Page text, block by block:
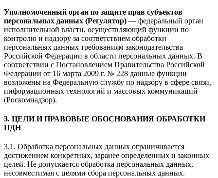
Уполномоченный орган по защите прав субъектов
персональных данных (Регулятор) — федеральный орган
исполнительной власти, осуществляющий функции по
контролю и надзору за соответствием обработки
персональных данных требованиям законодательства
Российской Федерации в области персональных данных. В
соответствии с Постановлением Правительства Российской
Федерации от 16 марта 2009 г. № 228 данные функции
возложены на Федеральную службу по надзору в сфере связи,
информационных технологий и массовых коммуникаций
(Роскомнадзор).
3. ЦЕЛИ И ПРАВОВЫЕ ОБОСНОВАНИЯ ОБРАБОТКИ
ПДН
3.1. Обработка персональных данных ограничивается
достижением конкретных, заранее определенных и законных
целей. Не допускается обработка персональных данных,
несовместимая с целями сбора персональных данных.